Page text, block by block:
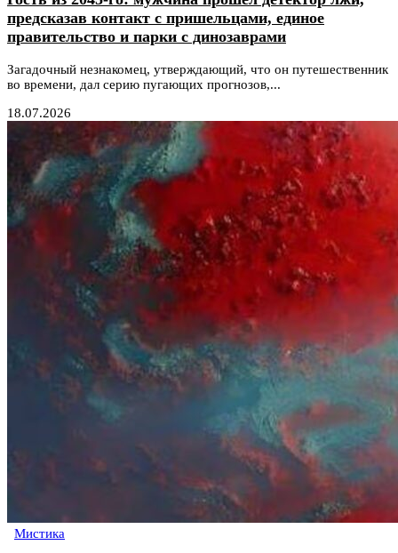
предсказав контакт с пришельцами, единое
правительство и парки с динозаврами
Загадочный незнакомец, утверждающий, что он путешественник
во времени, дал серию пугающих прогнозов,...
18.07.2026
Мистика